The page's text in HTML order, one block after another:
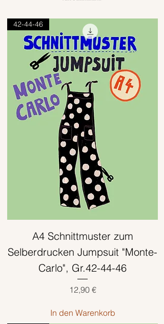
42-44-46
A4 Schnittmuster zum
Selberdrucken Jumpsuit "Monte-
Carlo", Gr.42-44-46
Preis
12,90 €
In den Warenkorb